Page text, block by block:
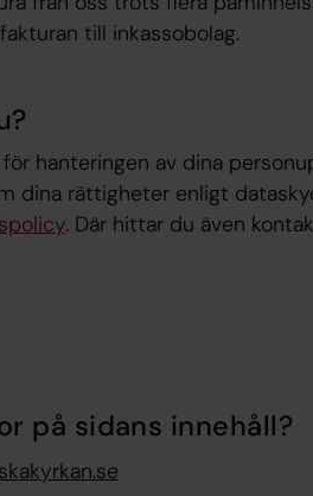
till inkassobolag.
hanteringen av dina
dina rättigheter enligt
. Där hittar du även
på sidans innehåll?